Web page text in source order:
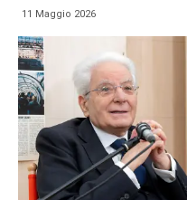
11 Maggio 2026